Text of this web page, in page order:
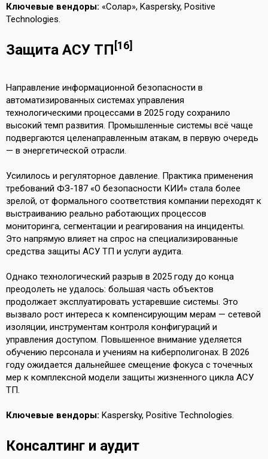
Ключевые вендоры: «Солар», Kaspersky, Positive
Technologies.
Защита АСУ ТП [16]
Направление информационной безопасности в
автоматизированных системах управления
технологическими процессами в 2025 году сохранило
высокий темп развития. Промышленные системы всё чаще
подвергаются целенаправленным атакам, в первую очередь
— в энергетической отрасли.
Усилилось и регуляторное давление. Практика применения
требований ФЗ-187 «О безопасности КИИ» стала более
зрелой, от формального соответствия компании переходят к
выстраиванию реально работающих процессов
мониторинга, сегментации и реагирования на инциденты.
Это напрямую влияет на спрос на специализированные
средства защиты АСУ ТП и услуги аудита.
Однако технологический разрыв в 2025 году до конца
преодолеть не удалось: большая часть объектов
продолжает эксплуатировать устаревшие системы. Это
вызвало рост интереса к компенсирующим мерам — сетевой
изоляции, инструментам контроля конфигураций и
управления доступом. Повышенное внимание уделяется
обучению персонала и учениям на киберполигонах. В 2026
году ожидается дальнейшее смещение фокуса с точечных
мер к комплексной модели защиты жизненного цикла АСУ
ТП.
Ключевые вендоры: Kaspersky, Positive Technologies.
Консалтинг и аудит